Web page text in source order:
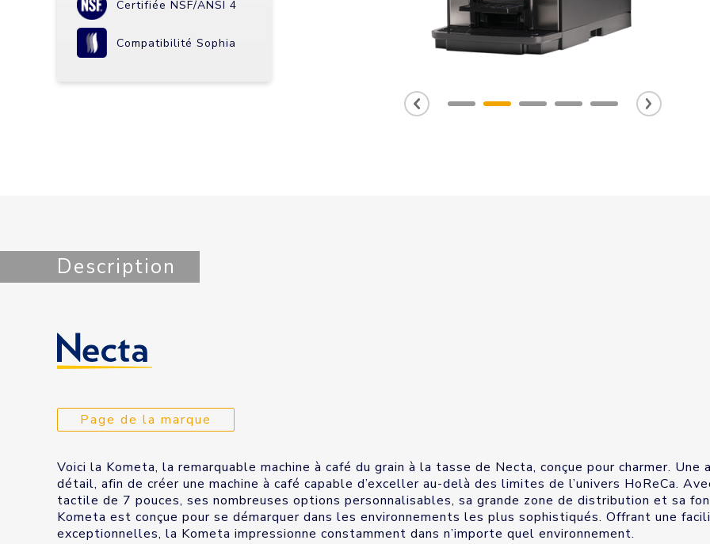
Certifiée NSF/ANSI 4
Compatibilité Sophia
Description
Page de la marque
Voici la Kometa, la remarquable machine à café du grain à la tasse de Necta, conçue pour charmer.
détail, afin de créer une machine à café capable d’exceller au-delà des limites de l’univers HoReCa.
tactile de 7 pouces, ses nombreuses options personnalisables, sa grande zone de distribution et sa
Kometa est conçue pour se démarquer dans les environnements les plus sophistiqués. Offrant une
exceptionnelles, la Kometa impressionne constamment dans n’importe quel environnement.